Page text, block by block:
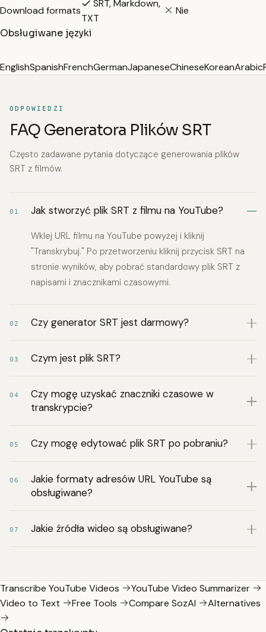
Download formats
SRT, Markdown,
TXT
Nie
Obsługiwane języki
EnglishSpanishFrenchGermanJapaneseChineseKoreanArabic
ODPOWIEDZI
FAQ Generatora Plików SRT
Często zadawane pytania dotyczące generowania plików
SRT z filmów.
01 Jak stworzyć plik SRT z filmu na YouTube?
Wklej URL filmu na YouTube powyżej i kliknij
"Transkrybuj." Po przetworzeniu kliknij przycisk SRT na
stronie wyników, aby pobrać standardowy plik SRT z
napisami i znacznikami czasowymi.
02 Czy generator SRT jest darmowy?
03 Czym jest plik SRT?
04
Czy mogę uzyskać znaczniki czasowe w
transkrypcie?
05 Czy mogę edytować plik SRT po pobraniu?
06
Jakie formaty adresów URL YouTube są
obsługiwane?
07 Jakie źródła wideo są obsługiwane?
Transcribe YouTube Videos
YouTube Video Summarizer
Video to Text
Free Tools Compare SozAI Alternatives